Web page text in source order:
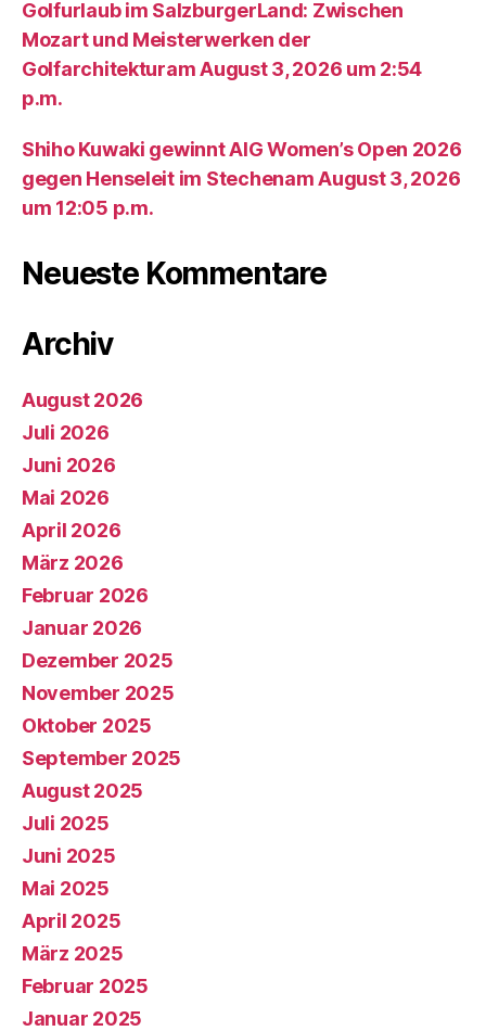
Golfurlaub im SalzburgerLand: Zwischen
Mozart und Meisterwerken der
Golfarchitekturam August 3, 2026 um 2:54
p.m.
Shiho Kuwaki gewinnt AIG Women’s Open 2026
gegen Henseleit im Stechenam August 3, 2026
um 12:05 p.m.
Neueste Kommentare
Archiv
August 2026
Juli 2026
Juni 2026
Mai 2026
April 2026
März 2026
Februar 2026
Januar 2026
Dezember 2025
November 2025
Oktober 2025
September 2025
August 2025
Juli 2025
Juni 2025
Mai 2025
April 2025
März 2025
Februar 2025
Januar 2025